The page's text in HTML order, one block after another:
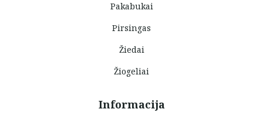
Pakabukai
Pirsingas
Žiedai
Žiogeliai
Informacija